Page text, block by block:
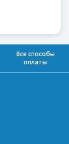
Все способы
оплаты